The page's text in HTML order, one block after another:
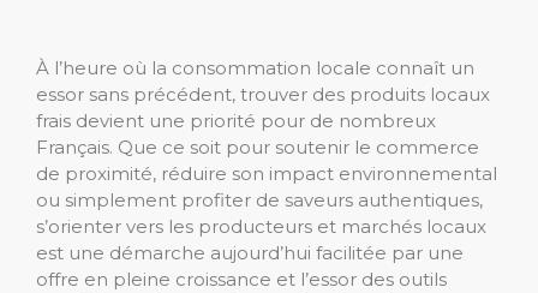
À l’heure où la consommation locale connaît un
essor sans précédent, trouver des produits locaux
frais devient une priorité pour de nombreux
Français. Que ce soit pour soutenir le commerce
de proximité, réduire son impact environnemental
ou simplement profiter de saveurs authentiques,
s’orienter vers les producteurs et marchés locaux
est une démarche aujourd’hui facilitée par une
offre en pleine croissance et l’essor des outils